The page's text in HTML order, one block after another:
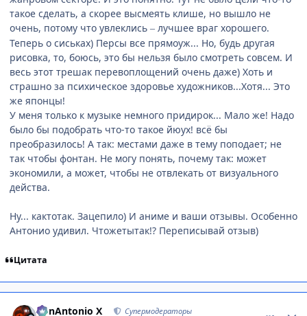
такое сделать, а скорее высмеять клише, но вышло не
очень, потому что увлеклись ‒ лучшее враг хорошего.
Теперь о сиськах) Персы все прямоуж... Но, будь другая
рисовка, то, боюсь, это бы нельзя было смотреть совсем. И
весь этот трешак перевоплощений очень даже) Хоть и
страшно за психическое здоровье художников...Хотя... Это
же японцы!
У меня только к музыке немного придирок... Мало же! Надо
было бы подобрать что-то такое йюух! всё бы
преобразилось! А так: местами даже в тему поподает; не
так чтобы фонтан. Не могу понять, почему так: может
экономили, а может, чтобы не отвлекать от визуального
действа.
Ну... кактотак. Зацепило) И аниме и ваши отзывы. Особенно
Антонио удивил. Чтожетытак!? Переписывай отзыв)
Цитата
BonAntonio X Супермодераторы